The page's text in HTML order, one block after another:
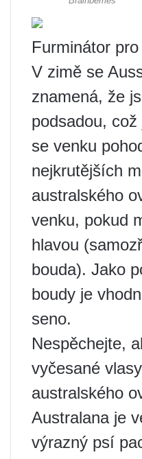
Furminátor
V zimě se
znamená, že
podsadou,
se venku
nejkrutějších
australského
venku, pokud
hlavou
bouda). Jako
boudy je
seno.
Nespěchejte,
vyčesané
australského
Australana je
výrazný psí